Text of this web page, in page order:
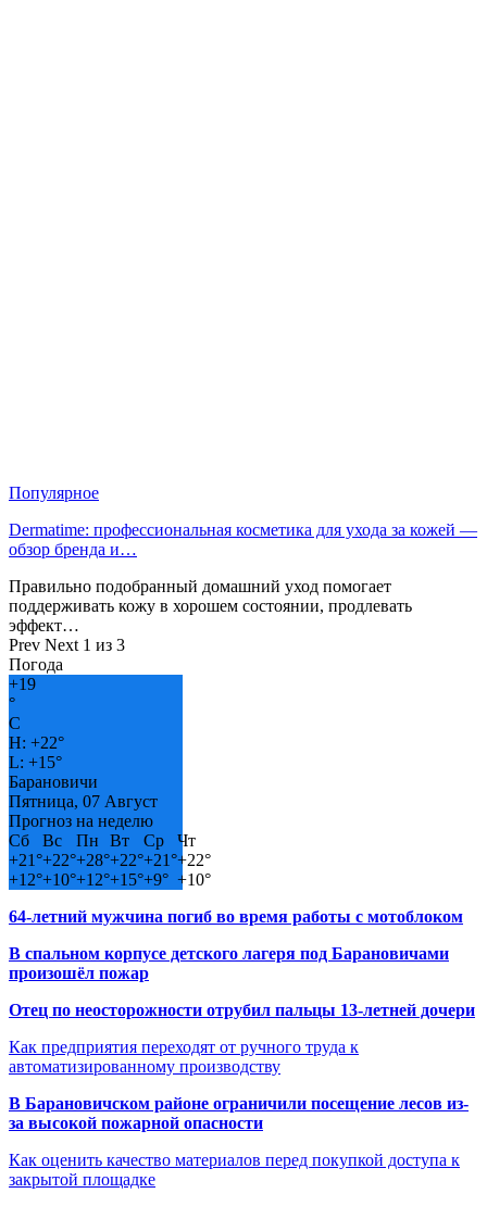
Популярное
Dermatime: профессиональная косметика для ухода за кожей —
обзор бренда и…
Правильно подобранный домашний уход помогает
поддерживать кожу в хорошем состоянии, продлевать
эффект…
Prev Next 1 из 3
Погода
+19
°
C
H: +22°
L: +15°
Барановичи
Пятница, 07 Август
Прогноз на неделю
Сб
Вс Пн Вт Ср
Чт
+21°+22°+28°+22°+21°+22°
+12°+10°+12°+15°+9° +10°
64-летний мужчина погиб во время работы с мотоблоком
В спальном корпусе детского лагеря под Барановичами
произошёл пожар
Отец по неосторожности отрубил пальцы 13-летней дочери
Как предприятия переходят от ручного труда к
автоматизированному производству
В Барановичском районе ограничили посещение лесов из-
за высокой пожарной опасности
Как оценить качество материалов перед покупкой доступа к
закрытой площадке